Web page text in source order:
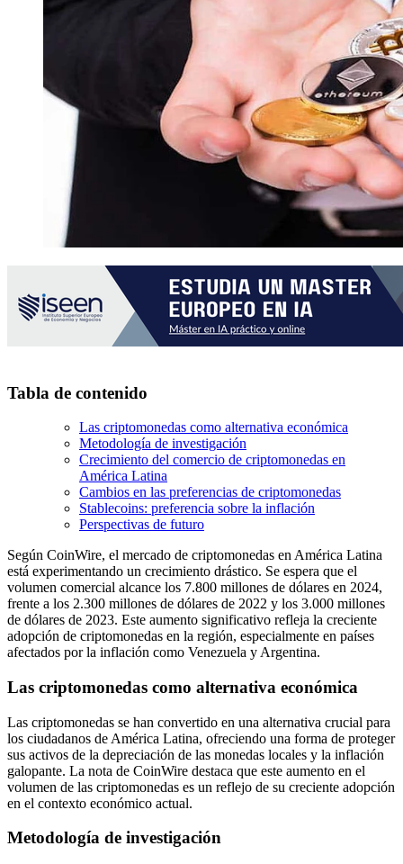
Tabla de contenido
Las criptomonedas como alternativa económica
Metodología de investigación
Crecimiento del comercio de criptomonedas en
América Latina
Cambios en las preferencias de criptomonedas
Stablecoins: preferencia sobre la inflación
Perspectivas de futuro
Según CoinWire, el mercado de criptomonedas en América Latina
está experimentando un crecimiento drástico. Se espera que el
volumen comercial alcance los 7.800 millones de dólares en 2024,
frente a los 2.300 millones de dólares de 2022 y los 3.000 millones
de dólares de 2023. Este aumento significativo refleja la creciente
adopción de criptomonedas en la región, especialmente en países
afectados por la inflación como Venezuela y Argentina.
Las criptomonedas como alternativa económica
Las criptomonedas se han convertido en una alternativa crucial para
los ciudadanos de América Latina, ofreciendo una forma de proteger
sus activos de la depreciación de las monedas locales y la inflación
galopante. La nota de CoinWire destaca que este aumento en el
volumen de las criptomonedas es un reflejo de su creciente adopción
en el contexto económico actual.
Metodología de investigación